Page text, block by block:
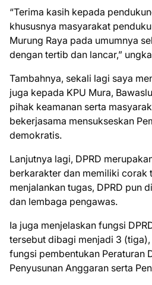
“Terima kasih kepada
khususnya masyarakat
Murung Raya pada umumnya
dengan tertib dan lancar,”
Tambahnya, sekali lagi saya
juga kepada KPU Mura,
pihak keamanan serta
bekerjasama mensukseskan
demokratis.
Lanjutnya lagi, DPRD
berkarakter dan memiliki corak
menjalankan tugas, DPRD pun
dan lembaga pengawas.
Ia juga menjelaskan fungsi
tersebut dibagi menjadi 3
fungsi pembentukan Peraturan
Penyusunan Anggaran serta